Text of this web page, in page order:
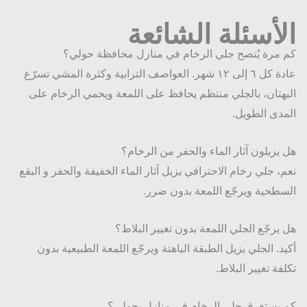
مدينة
الكويت
، أقدر
أقول
من
البداية،
كان
ويطمن.
سمعوا
مخاوف
الشائعة
مرة يُنصح جلي الرخام في منازل محافظة حولي؟
عادة كل ٦ إلى ١٢ شهر. العواصف الترابية وكثرة المشي تسرّع
بالجلي منتظم يحافظ على اللمعة ويحمي الرخام على
الطويل.
آثار الماء والحفر من الرخام؟
جلي رخام الاحترافي يزيل آثار الماء الخفيفة والحفر و البقع
ويرجّع اللمعة بدون ضرر.
الجلي اللمعة بدون تغيير البلاط؟
الجلي يزيل الطبقة الباهتة ويرجّع اللمعة الطبيعية بدون
تغيير البلاط.